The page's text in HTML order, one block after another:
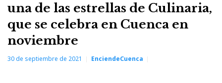
una de las estrellas de Culinaria,
que se celebra en Cuenca en
noviembre
30 de septiembre de 2021 EnciendeCuenca